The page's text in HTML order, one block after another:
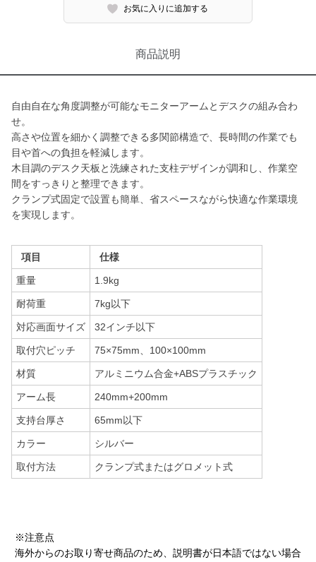
お気に入りに追加する
商品説明
自由自在な角度調整が可能なモニターアームとデスクの組み合わ
せ。
高さや位置を細かく調整できる多関節構造で、長時間の作業でも
目や首への負担を軽減します。
木目調のデスク天板と洗練された支柱デザインが調和し、作業空
間をすっきりと整理できます。
クランプ式固定で設置も簡単、省スペースながら快適な作業環境
を実現します。
項目 仕様
重量 1.9kg
耐荷重 7kg以下
対応画面サイズ 32インチ以下
取付穴ピッチ 75×75mm、100×100mm
材質 アルミニウム合金+ABSプラスチック
アーム長 240mm+200mm
支持台厚さ 65mm以下
カラー シルバー
取付方法 クランプ式またはグロメット式
※注意点
海外からのお取り寄せ商品のため、説明書が日本語ではない場合